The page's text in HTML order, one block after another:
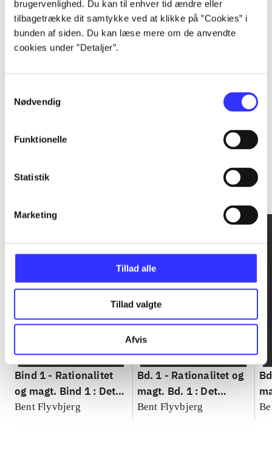
brugervenlighed. Du kan til enhver tid ændre eller
tilbagetrække dit samtykke ved at klikke på ”Cookies” i
bunden af siden. Du kan læse mere om de anvendte
cookies under ”Detaljer”.
Nødvendig
Funktionelle
Statistik
Marketing
Tillad alle
Tillad valgte
Afvis
...
Bind 1 - Rationalitet
og magt. Bind 1 : Det
konkretes videnskab
Bent Flyvbjerg
Bd. 1 - Rationalitet og
magt. Bd. 1 : Det
konkretes videnskab
Bent Flyvbjerg